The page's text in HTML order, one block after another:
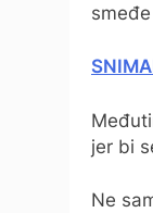
jer bi
Ne